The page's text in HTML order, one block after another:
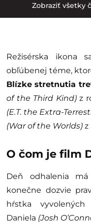
Zobraziť všetky
Režisérska ikona
obľúbenej téme,
Blízke stretnutia
of the Third Kind)z
(E.T. the Extra-
(War of the Worlds) z
O čom je film
Deň odhalenia
konečne dozvie
hŕstka
Daniela (Josh